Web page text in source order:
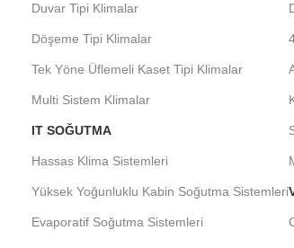
Duvar Tipi Klimalar
Döşeme Tipi Klimalar
Tek Yöne Üflemeli Kaset Tipi Klimalar
Multi Sistem Klimalar
IT SOĞUTMA
Hassas Klima Sistemleri
Yüksek Yoğunluklu Kabin Soğutma Sistemleri
Evaporatif Soğutma Sistemleri